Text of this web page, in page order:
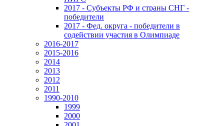
2017 - Субъекты РФ и страны СНГ -
победители
2017 - Фед. округа - победители в
содействии участия в Олимпиаде
2016-2017
2015-2016
2014
2013
2012
2011
1990-2010
1999
2000